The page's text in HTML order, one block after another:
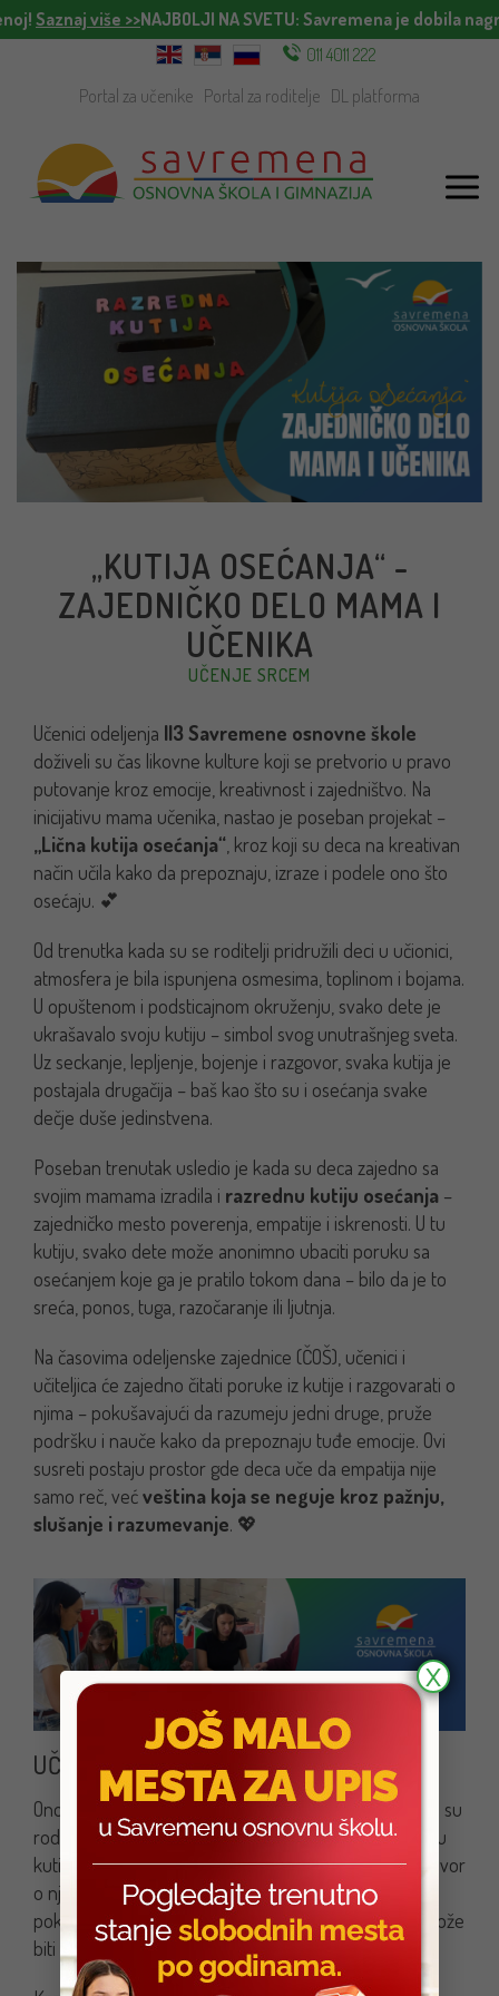
Saznaj više >> NAJBOLJI NA SVETU: Savremena je dobila
011 4011 222
Portal za učenike Portal za roditelje DL platforma
„KUTIJA OSEĆANJA“ -
ZAJEDNIČKO DELO MAMA I
UČENIKA
UČENJE SRCEM
Učenici odeljenja II3 Savremene osnovne škole
doživeli su čas likovne kulture koji se pretvorio u pravo
putovanje kroz emocije, kreativnost i zajedništvo. Na
inicijativu mama učenika, nastao je poseban projekat –
„Lična kutija osećanja“ , kroz koji su deca na kreativan
način učila kako da prepoznaju, izraze i podele ono što
osećaju. 💕
Od trenutka kada su se roditelji pridružili deci u učionici,
atmosfera je bila ispunjena osmesima, toplinom i bojama.
U opuštenom i podsticajnom okruženju, svako dete je
ukrašavalo svoju kutiju – simbol svog unutrašnjeg sveta.
Uz seckanje, lepljenje, bojenje i razgovor, svaka kutija je
postajala drugačija – baš kao što su i osećanja svake
dečje duše jedinstvena.
Poseban trenutak usledio je kada su deca zajedno sa
svojim mamama izradila i razrednu kutiju osećanja –
zajedničko mesto poverenja, empatije i iskrenosti. U tu
kutiju, svako dete može anonimno ubaciti poruku sa
osećanjem koje ga je pratilo tokom dana – bilo da je to
sreća, ponos, tuga, razočaranje ili ljutnja.
Na časovima odeljenske zajednice (ČOŠ), učenici i
učiteljica će zajedno čitati poruke iz kutije i razgovarati o
njima – pokušavajući da razumeju jedni druge, pruže
podršku i nauče kako da prepoznaju tuđe emocije. Ovi
susreti postaju prostor gde deca uče da empatija nije
samo reč, većveština koja se neguje kroz pažnju,
slušanje i razumevanje. 💖
UČENJE SRCEM
Ono što je ovaj čas učinilo posebnim jeste činjenica da su
roditelji bili aktivni deo procesa. Kroz zajedničku izradu
kutija, pokazali su deci da su osećanja važna, da razgovor
o njima oslobađa i povezuje. Deca su ponosno
pokazivala svoje radove, ali i otkrivala da umetnost može
biti način da se izraze misli koje je teško izgovoriti.
X